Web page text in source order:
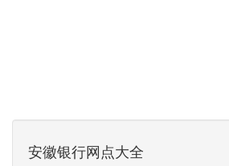
安徽银行网点大全